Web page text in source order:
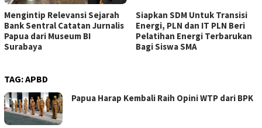
Mengintip Relevansi Sejarah
Bank Sentral Catatan Jurnalis
Papua dari Museum BI
Surabaya
Siapkan SDM Untuk Transisi
Energi, PLN dan IT PLN Beri
Pelatihan Energi Terbarukan
Bagi Siswa SMA
TAG:APBD
Papua Harap Kembali Raih Opini WTP dari BPK